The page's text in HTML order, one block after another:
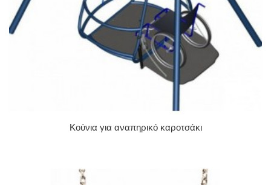
Κούνια για αναπηρικό καροτσάκι